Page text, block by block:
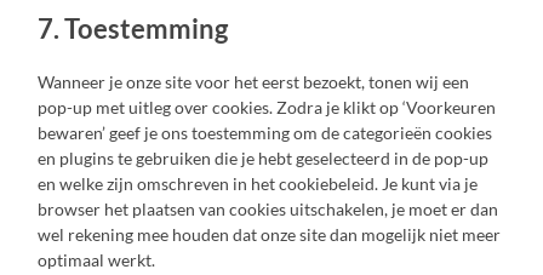
7. Toestemming
Wanneer je onze site voor het eerst bezoekt, tonen wij een
pop-up met uitleg over cookies. Zodra je klikt op ‘Voorkeuren
bewaren’ geef je ons toestemming om de categorieën cookies
en plugins te gebruiken die je hebt geselecteerd in de pop-up
en welke zijn omschreven in het cookiebeleid. Je kunt via je
browser het plaatsen van cookies uitschakelen, je moet er dan
wel rekening mee houden dat onze site dan mogelijk niet meer
optimaal werkt.